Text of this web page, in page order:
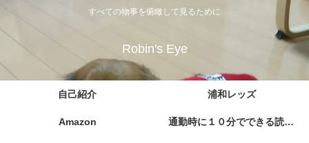
すべての物事を俯瞰して見るために
Robin's Eye
自己紹介 浦和レッズ
Amazon 通勤時に１０分でできる読み流し自己啓発（孫子の兵法）